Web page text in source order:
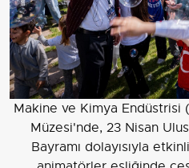
Makine ve Kimya Endüstrisi
Müzesi'nde, 23 Nisan
Bayramı dolayısıyla